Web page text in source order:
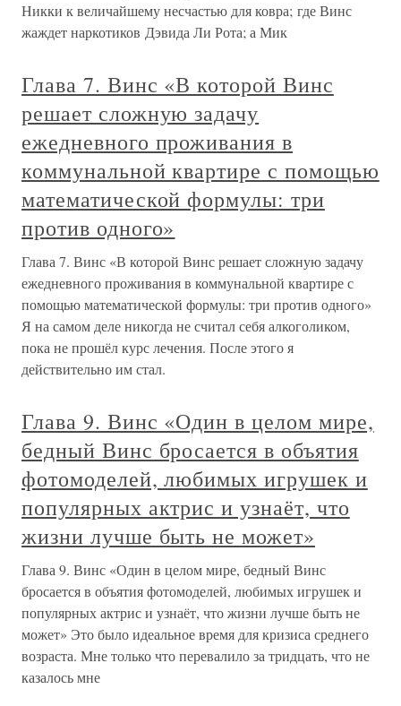
Никки к величайшему несчастью для ковра; где Винс
жаждет наркотиков Дэвида Ли Рота; а Мик
Глава 7. Винс «В которой Винс
решает сложную задачу
ежедневного проживания в
коммунальной квартире с помощью
математической формулы: три
против одного»
Глава 7. Винс «В которой Винс решает сложную задачу
ежедневного проживания в коммунальной квартире с
помощью математической формулы: три против одного»
Я на самом деле никогда не считал себя алкоголиком,
пока не прошёл курс лечения. После этого я
действительно им стал.
Глава 9. Винс «Один в целом мире,
бедный Винс бросается в объятия
фотомоделей, любимых игрушек и
популярных актрис и узнаёт, что
жизни лучше быть не может»
Глава 9. Винс «Один в целом мире, бедный Винс
бросается в объятия фотомоделей, любимых игрушек и
популярных актрис и узнаёт, что жизни лучше быть не
может» Это было идеальное время для кризиса среднего
возраста. Мне только что перевалило за тридцать, что не
казалось мне